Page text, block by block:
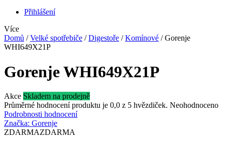
Přihlášení
Více
Domů / Velké spotřebiče / Digestoře / Komínové / Gorenje
WHI649X21P
Gorenje WHI649X21P
Akce Skladem na prodejně
Průměrné hodnocení produktu je 0,0 z 5 hvězdiček. Neohodnoceno
Podrobnosti hodnocení
Značka: Gorenje
ZDARMAZDARMA